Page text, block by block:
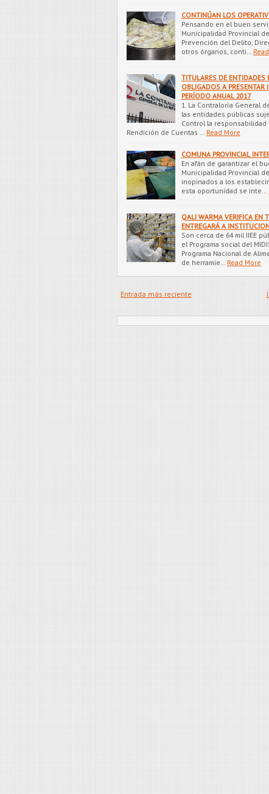
CONTINÚAN LOS
Pensando en el buen
Municipalidad Provincial
Prevención del Delito,
otros órganos, conti…
TITULARES DE ENTIDADES
OBLIGADOS A PRESENTAR
PERÍODO ANUAL 2017
1. La Contraloría General
las entidades públicas
Control la
Rendición de Cuentas …
Read More
COMUNA PROVINCIAL
En afán de garantizar el
Municipalidad Provincial
inopinados a los
esta oportunidad se inte…
QALI WARMA VERIFICA EN
ENTREGARÁ A
Son cerca de 64 mil IIEE
el Programa social del
Programa Nacional de
de herramie…
Read More
Entrada más reciente